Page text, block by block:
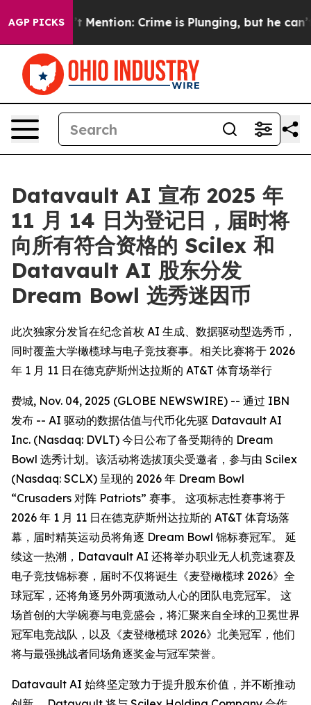
AGP PICKS
Won’t Mention: Crime is Plunging, but he can’t
Datavault AI 宣布 2025 年
11 月 14 日为登记日，届时将
向所有符合资格的 Scilex 和
Datavault AI 股东分发
Dream Bowl 选秀迷因币
此次独家分发旨在纪念首枚 AI 生成、数据驱动型选秀币，
同时覆盖大学橄榄球与电子竞技赛事。相关比赛将于 2026
年 1 月 11 日在德克萨斯州达拉斯的 AT&T 体育场举行
费城, Nov. 04, 2025 (GLOBE NEWSWIRE) -- 通过 IBN
发布 -- AI 驱动的数据估值与代币化先驱 Datavault AI
Inc. (Nasdaq: DVLT) 今日公布了备受期待的 Dream
Bowl 选秀计划。该活动将选拔顶尖受邀者，参与由 Scilex
(Nasdaq: SCLX) 呈现的 2026 年 Dream Bowl
“Crusaders 对阵 Patriots” 赛事。 这项标志性赛事将于
2026 年 1 月 11 日在德克萨斯州达拉斯的 AT&T 体育场落
幕，届时精英运动员将角逐 Dream Bowl 锦标赛冠军。 延
续这一热潮，Datavault AI 还将举办职业无人机竞速赛及
电子竞技锦标赛，届时不仅将诞生《麦登橄榄球 2026》全
球冠军，还将角逐另外两项激动人心的团队电竞冠军。 这
场首创的大学碗赛与电竞盛会，将汇聚来自全球的卫冕世界
冠军电竞战队，以及《麦登橄榄球 2026》北美冠军，他们
将与最强挑战者同场角逐奖金与冠军荣誉。
Datavault AI 始终坚定致力于提升股东价值，并不断推动